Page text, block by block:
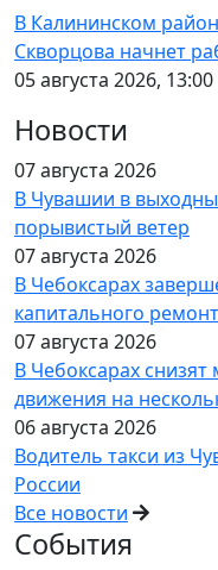
В Калининском
Скворцова начнет
05 августа 2026, 13:00
Новости
07 августа 2026
В Чувашии в
порывистый ветер
07 августа 2026
В Чебоксарах
капитального
07 августа 2026
В Чебоксарах
движения на
06 августа 2026
Водитель такси из
России
Все новости
События